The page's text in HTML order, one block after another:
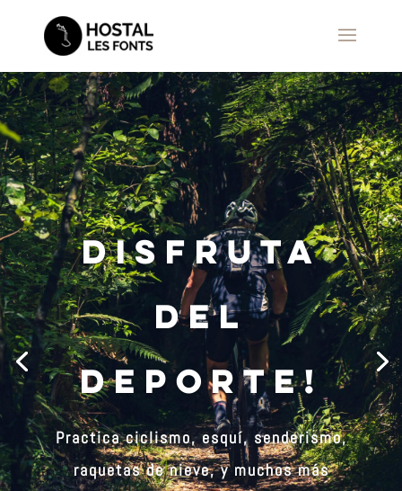
DISFRUTA
DEL
DEPORTE!
Practica ciclismo, esquí, senderismo,
raquetas de nieve, y muchos más